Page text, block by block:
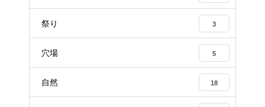
祭り 3
穴場 5
自然 18